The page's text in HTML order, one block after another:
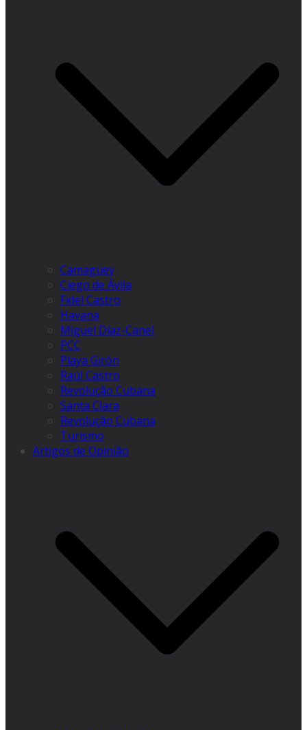
Camagüey
Ciego de Ávila
Fidel Castro
Havana
Miguel Díaz-Canel
PCC
Playa Girón
Raúl Castro
Revolução Cubana
Santa Clara
Revolução Cubana
Turismo
Artigos de Opinião